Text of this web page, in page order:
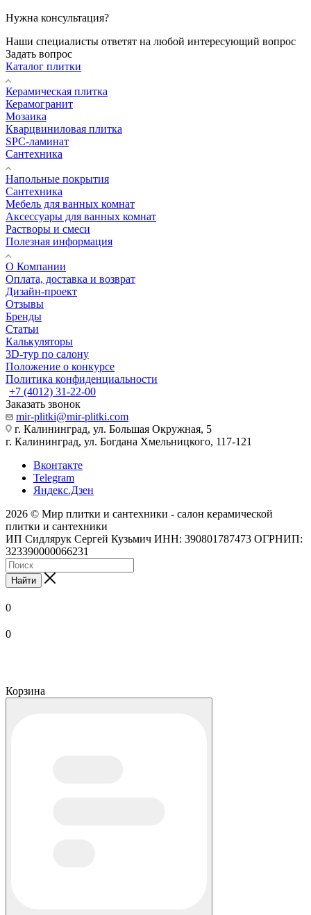
Нужна консультация?
Наши специалисты ответят на любой интересующий вопрос
Задать вопрос
Каталог плитки
Керамическая плитка
Керамогранит
Мозаика
Кварцвиниловая плитка
SPC-ламинат
Сантехника
Напольные покрытия
Сантехника
Мебель для ванных комнат
Аксессуары для ванных комнат
Растворы и смеси
Полезная информация
О Компании
Оплата, доставка и возврат
Дизайн-проект
Отзывы
Бренды
Статьи
Калькуляторы
3D-тур по салону
Положение о конкурсе
Политика конфиденциальности
+7 (4012) 31-22-00
Заказать звонок
mir-plitki@mir-plitki.com
г. Калининград, ул. Большая Окружная, 5
г. Калининград, ул. Богдана Хмельницкого, 117-121
Вконтакте
Telegram
Яндекс.Дзен
2026 © Мир плитки и сантехники - салон керамической
плитки и сантехники
ИП Сидлярук Сергей Кузьмич ИНН: 390801787473 ОГРНИП:
323390000066231
Найти
0
0
Корзина